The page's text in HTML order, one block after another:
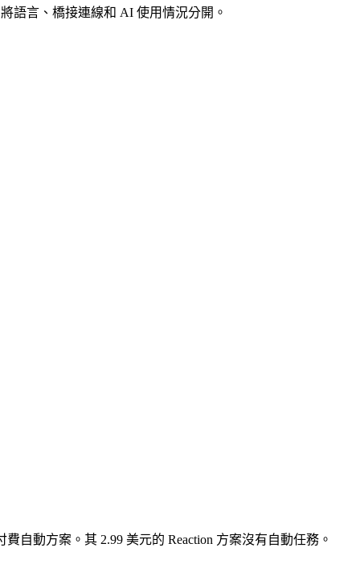
語言、橋接連線和 AI 使用情況分開。
自動方案。其 2.99 美元的 Reaction 方案沒有自動任務。